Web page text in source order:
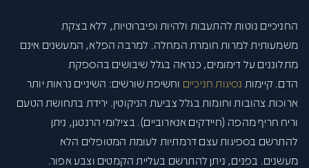
החניכיים נוטות להתעבות ולהיות ופיברוטיות, ללא בצקת
משמעותית למרות חומרת המחלה. למרבה הפלא, המעשנים אינם
מתלוננים על דימומים, כנראה בגלל שיבושים בהספקת
הדם. קיימות נסיגות חניכיים וחשיפת שורשים: השיניים נראות יותר
ארוכות צהובות וחומות בגלל צביעת הניקוטין. ירידת בתחושת הטעם
וריח חריף מהפה (חיידקים אנארוביים). בצילומי הרנטגן, ניתן
להתרשם בספיגות עצם דרמתיות לעומת המטופלים הלא
מעשנים. בפנים, ניתן להתרשם בעליית הקמטים וצבע אפור.